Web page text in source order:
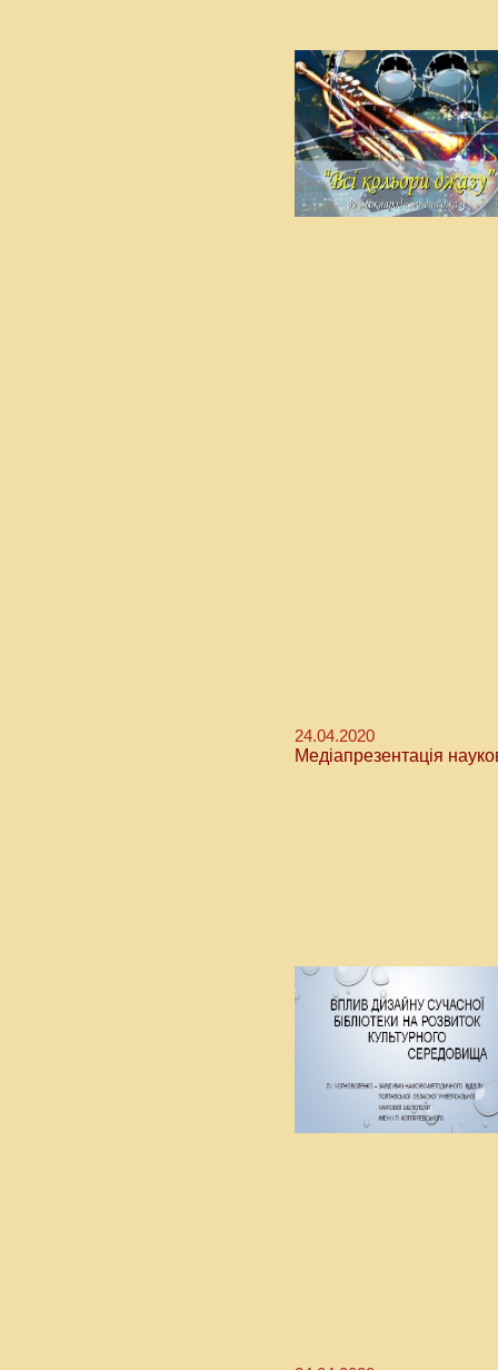
24.04.2020
Медіапрезентація